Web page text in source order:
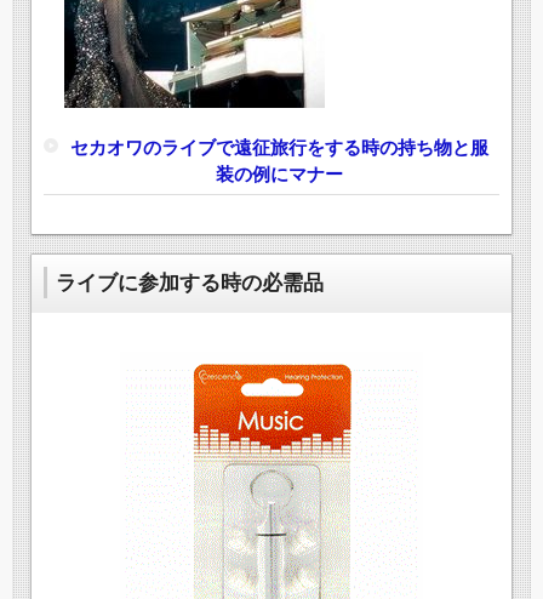
セカオワのライブで遠征旅行をする時の持ち物と服
装の例にマナー
ライブに参加する時の必需品